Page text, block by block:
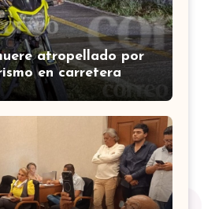
atropellado por
en carretera
del Rincón